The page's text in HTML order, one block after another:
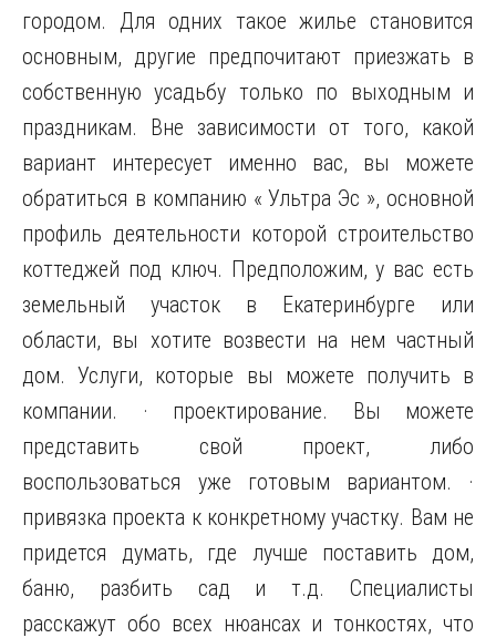
городом. Для одних такое жилье становится
основным, другие предпочитают приезжать в
собственную усадьбу только по выходным и
праздникам. Вне зависимости от того, какой
вариант интересует именно вас, вы можете
обратиться в компанию « Ультра Эс », основной
профиль деятельности которой строительство
коттеджей под ключ. Предположим, у вас есть
земельный участок в Екатеринбурге или
области, вы хотите возвести на нем частный
дом. Услуги, которые вы можете получить в
компании. · проектирование. Вы можете
представить свой проект, либо
воспользоваться уже готовым вариантом. ·
привязка проекта к конкретному участку. Вам не
придется думать, где лучше поставить дом,
баню, разбить сад и т.д. Специалисты
расскажут обо всех нюансах и тонкостях, что